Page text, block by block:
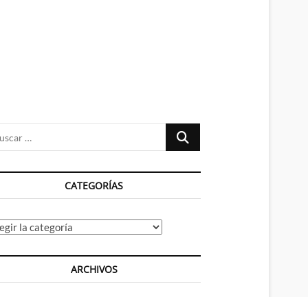
Buscar
CATEGORÍAS
ARCHIVOS